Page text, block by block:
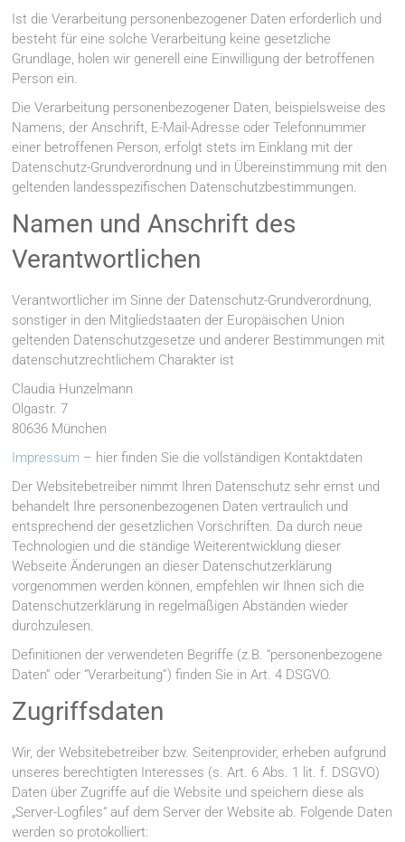
Ist die Verarbeitung personenbezogener Daten erforderlich und
besteht für eine solche Verarbeitung keine gesetzliche
Grundlage, holen wir generell eine Einwilligung der betroffenen
Person ein.
Die Verarbeitung personenbezogener Daten, beispielsweise des
Namens, der Anschrift, E-Mail-Adresse oder Telefonnummer
einer betroffenen Person, erfolgt stets im Einklang mit der
Datenschutz-Grundverordnung und in Übereinstimmung mit den
geltenden landesspezifischen Datenschutzbestimmungen.
Namen und Anschrift des
Verantwortlichen
Verantwortlicher im Sinne der Datenschutz-Grundverordnung,
sonstiger in den Mitgliedstaaten der Europäischen Union
geltenden Datenschutzgesetze und anderer Bestimmungen mit
datenschutzrechtlichem Charakter ist
Claudia Hunzelmann
Olgastr. 7
80636 München
Impressum – hier finden Sie die vollständigen Kontaktdaten
Der Websitebetreiber nimmt Ihren Datenschutz sehr ernst und
behandelt Ihre personenbezogenen Daten vertraulich und
entsprechend der gesetzlichen Vorschriften. Da durch neue
Technologien und die ständige Weiterentwicklung dieser
Webseite Änderungen an dieser Datenschutzerklärung
vorgenommen werden können, empfehlen wir Ihnen sich die
Datenschutzerklärung in regelmäßigen Abständen wieder
durchzulesen.
Definitionen der verwendeten Begriffe (z.B. “personenbezogene
Daten” oder “Verarbeitung”) finden Sie in Art. 4 DSGVO.
Zugriffsdaten
Wir, der Websitebetreiber bzw. Seitenprovider, erheben aufgrund
unseres berechtigten Interesses (s. Art. 6 Abs. 1 lit. f. DSGVO)
Daten über Zugriffe auf die Website und speichern diese als
„Server-Logfiles“ auf dem Server der Website ab. Folgende Daten
werden so protokolliert: